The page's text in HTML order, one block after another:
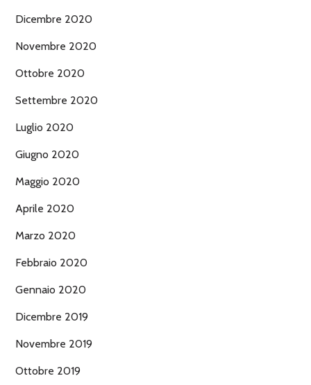
Dicembre 2020
Novembre 2020
Ottobre 2020
Settembre 2020
Luglio 2020
Giugno 2020
Maggio 2020
Aprile 2020
Marzo 2020
Febbraio 2020
Gennaio 2020
Dicembre 2019
Novembre 2019
Ottobre 2019